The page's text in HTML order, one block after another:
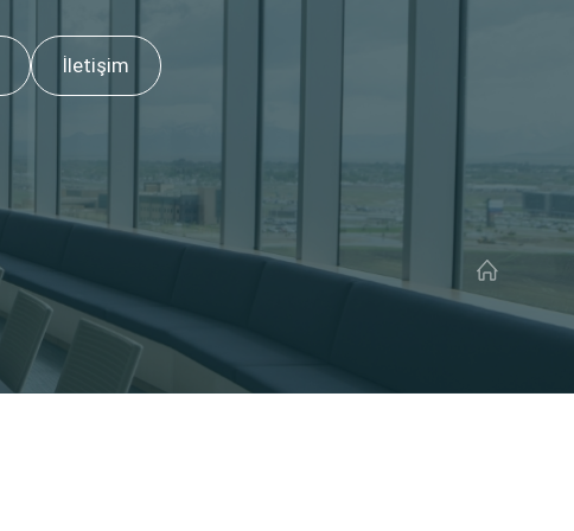
İletişim
Anasayfa